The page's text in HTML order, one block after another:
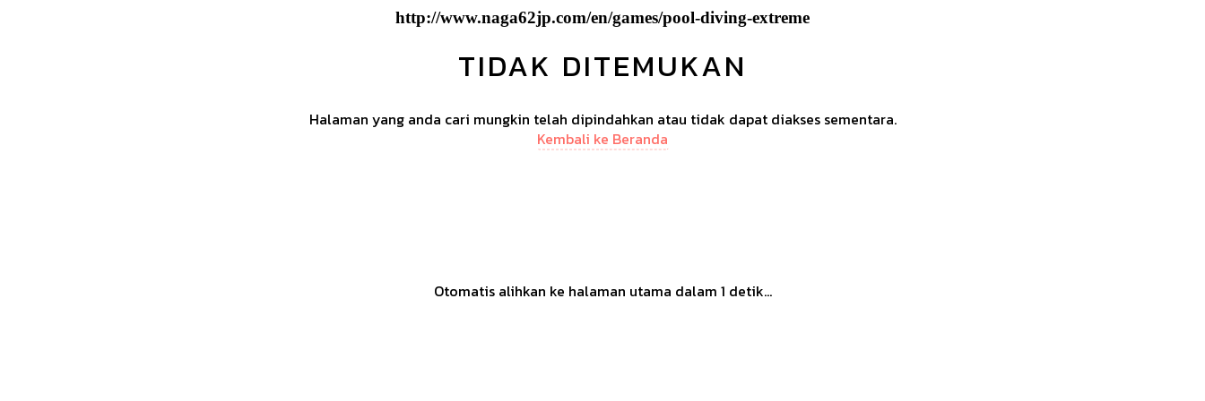
http://www.naga62jp.com/en/games/pool-diving-extreme
TIDAK DITEMUKAN
Halaman yang anda cari mungkin telah dipindahkan atau tidak dapat diakses sementara.
Kembali ke Beranda
Otomatis alihkan ke halaman utama dalam 1 detik...